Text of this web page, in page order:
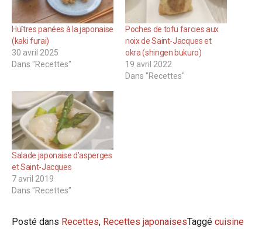
Huîtres panées à la japonaise
(kaki furai)
30 avril 2025
Dans "Recettes"
Poches de tofu farcies aux
noix de Saint-Jacques et
okra (shingen bukuro)
19 avril 2022
Dans "Recettes"
Salade japonaise d’asperges
et Saint-Jacques
7 avril 2019
Dans "Recettes"
Posté dans Recettes, Recettes japonaisesTaggé cuisine